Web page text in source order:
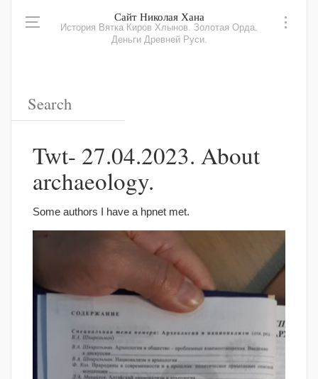
Сайт Николая Хана
История Вятка Киров Хлынов. Золотая Орда.
Деньги Древней Руси.
Twt- 27.04.2023. About
archaeology.
Some authors I have a hpnet met.